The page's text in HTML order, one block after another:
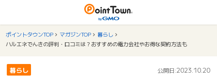
ポイントタウンTOP マガジンTOP
暮らし
ハルエネでんきの評判・口コミは？おすすめの電力会社やお得な契約方法も
暮らし 公開日:2023.10.20